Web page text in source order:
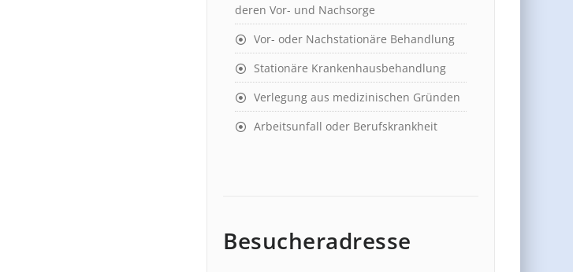
deren Vor- und Nachsorge
Vor- oder Nachstationäre Behandlung
Stationäre Krankenhausbehandlung
Verlegung aus medizinischen Gründen
Arbeitsunfall oder Berufskrankheit
Besucheradresse